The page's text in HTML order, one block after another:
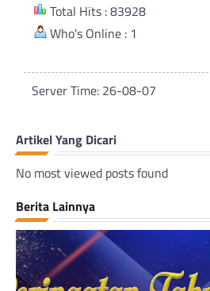
Total Hits : 83928
Who's Online : 1
Server Time: 26-08-07
Artikel Yang Dicari
No most viewed posts found
Berita Lainnya